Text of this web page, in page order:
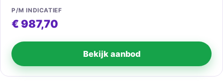
P/M INDICATIEF
€ 987,70
Bekijk aanbod